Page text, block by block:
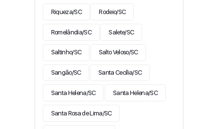
Riqueza/SC Rodeio/SC
Romelândia/SC Salete/SC
Saltinho/SC Salto Veloso/SC
Sangão/SC Santa Cecília/SC
Santa Helena/SC Santa Helena/SC
Santa Rosa de Lima/SC